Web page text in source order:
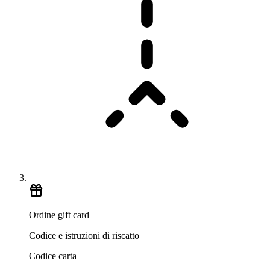
Ordine gift card
Codice e istruzioni di riscatto
Codice carta